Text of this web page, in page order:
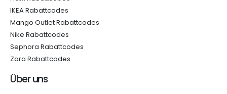
IKEA Rabattcodes
Mango Outlet Rabattcodes
Nike Rabattcodes
Sephora Rabattcodes
Zara Rabattcodes
Über uns